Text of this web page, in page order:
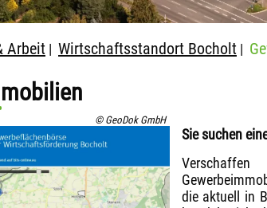
Arbeit | Wirtschaftsstandort Bocholt |
© GeoDok GmbH
Sie suchen
die aktuell in